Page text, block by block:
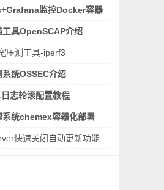
监控Docker容器
工具OpenSCAP介绍
压测工具-iperf3
统OSSEC介绍
志轮滚配置教程
系统chemex容器化部署
快速关闭自动更新功能